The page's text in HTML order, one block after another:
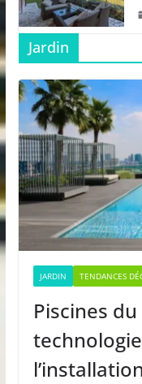
Jardin
JARDIN TENDANCES
Piscines